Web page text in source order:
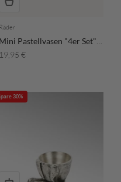
Räder
Angebot
19,95 €
30%